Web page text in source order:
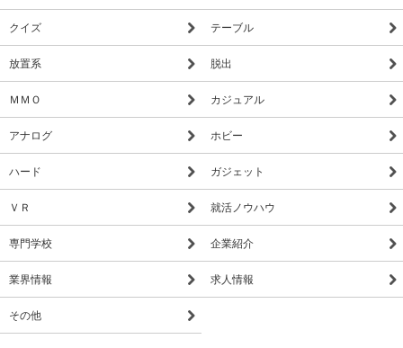
クイズ テーブル
放置系 脱出
ＭＭＯ カジュアル
アナログ ホビー
ハード ガジェット
ＶＲ 就活ノウハウ
専門学校 企業紹介
業界情報 求人情報
その他